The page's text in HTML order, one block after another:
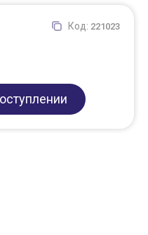
Код: 221023